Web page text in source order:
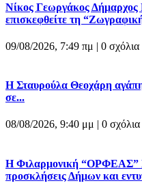
Νίκος Γεωργάκος
επισκεφθείτε τη
09/08/2026, 7:49 πμ | 0 σχόλια
Η Σταυρούλα Θεοχάρη
σε...
08/08/2026, 9:40 μμ | 0 σχόλια
Η Φιλαρμονική “ΟΡΦΕΑΣ”
προσκλήσεις Δήμων και